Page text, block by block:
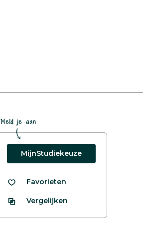
Meld je aan
MijnStudiekeuze
Favorieten
Vergelijken